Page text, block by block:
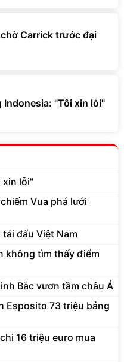
Carrick trước đại
"Tôi xin lỗi"
xin lỗi"
Vua phá lưới
đấu Việt Nam
không tìm thấy điểm
Bắc vươn tầm châu Á
Esposito 73 triệu bảng
16 triệu euro mua